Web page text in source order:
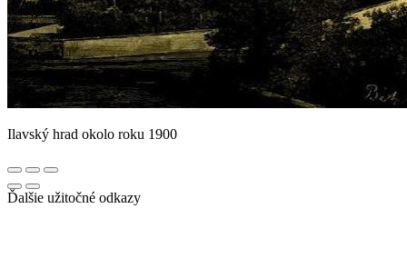
Ilavský hrad okolo roku 1900
Ďalšie užitočné odkazy